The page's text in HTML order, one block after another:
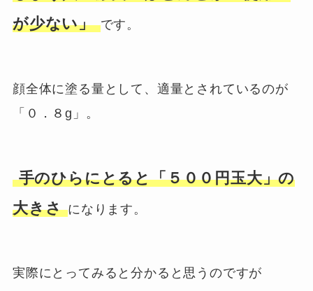
が少ない」 です。
顔全体に塗る量として、適量とされているのが
「０．８g」。
手のひらにとると「５００円玉大」の
大きさ になります。
実際にとってみると分かると思うのですが